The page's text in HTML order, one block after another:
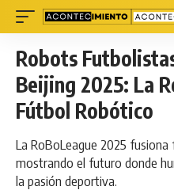
Robots
Beijing 2025: La
Fútbol Robótico
La RoBoLeague 2025
mostrando el futuro donde
la pasión deportiva.